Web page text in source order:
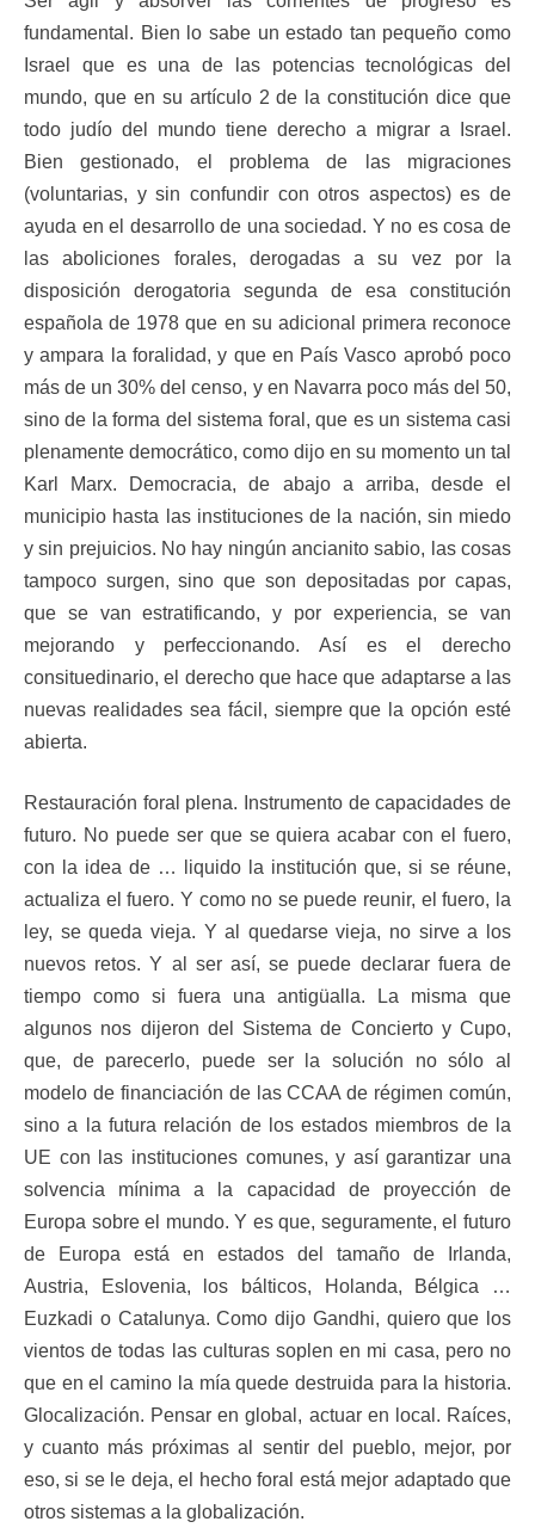
fundamental. Bien lo sabe un estado tan pequeño como
Israel que es una de las potencias tecnológicas del
mundo, que en su artículo 2 de la constitución dice que
todo judío del mundo tiene derecho a migrar a Israel.
Bien gestionado, el problema de las migraciones
(voluntarias, y sin confundir con otros aspectos) es de
ayuda en el desarrollo de una sociedad. Y no es cosa de
las aboliciones forales, derogadas a su vez por la
disposición derogatoria segunda de esa constitución
española de 1978 que en su adicional primera reconoce
y ampara la foralidad, y que en País Vasco aprobó poco
más de un 30% del censo, y en Navarra poco más del 50,
sino de la forma del sistema foral, que es un sistema casi
plenamente democrático, como dijo en su momento un tal
Karl Marx. Democracia, de abajo a arriba, desde el
municipio hasta las instituciones de la nación, sin miedo
y sin prejuicios. No hay ningún ancianito sabio, las cosas
tampoco surgen, sino que son depositadas por capas,
que se van estratificando, y por experiencia, se van
mejorando y perfeccionando. Así es el derecho
consituedinario, el derecho que hace que adaptarse a las
nuevas realidades sea fácil, siempre que la opción esté
abierta.
Restauración foral plena. Instrumento de capacidades de
futuro. No puede ser que se quiera acabar con el fuero,
con la idea de … liquido la institución que, si se réune,
actualiza el fuero. Y como no se puede reunir, el fuero, la
ley, se queda vieja. Y al quedarse vieja, no sirve a los
nuevos retos. Y al ser así, se puede declarar fuera de
tiempo como si fuera una antigüalla. La misma que
algunos nos dijeron del Sistema de Concierto y Cupo,
que, de parecerlo, puede ser la solución no sólo al
modelo de financiación de las CCAA de régimen común,
sino a la futura relación de los estados miembros de la
UE con las instituciones comunes, y así garantizar una
solvencia mínima a la capacidad de proyección de
Europa sobre el mundo. Y es que, seguramente, el futuro
de Europa está en estados del tamaño de Irlanda,
Austria, Eslovenia, los bálticos, Holanda, Bélgica …
Euzkadi o Catalunya. Como dijo Gandhi, quiero que los
vientos de todas las culturas soplen en mi casa, pero no
que en el camino la mía quede destruida para la historia.
Glocalización. Pensar en global, actuar en local. Raíces,
y cuanto más próximas al sentir del pueblo, mejor, por
eso, si se le deja, el hecho foral está mejor adaptado que
otros sistemas a la globalización.